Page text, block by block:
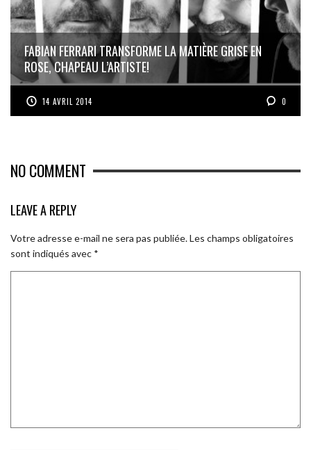
FABIAN FERRARI TRANSFORME LA MATIÈRE GRISE EN
ROSE, CHAPEAU L’ARTISTE!
14 AVRIL 2014 0
NO COMMENT
LEAVE A REPLY
Votre adresse e-mail ne sera pas publiée.Les champs obligatoires
sont indiqués avec *